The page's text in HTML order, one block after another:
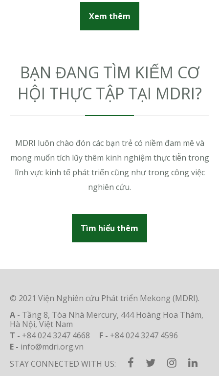
Xem thêm
BẠN ĐANG TÌM KIẾM CƠ
HỘI THỰC TẬP TẠI MDRI?
MDRI luôn chào đón các bạn trẻ có niềm đam mê và
mong muốn tích lũy thêm kinh nghiệm thực tiễn trong
lĩnh vực kinh tế phát triển cũng như trong công việc
nghiên cứu.
Tìm hiểu thêm
© 2021 Viện Nghiên cứu Phát triển Mekong (MDRI).
A - Tầng 8, Tòa Nhà Mercury, 444 Hoàng Hoa Thám,
Hà Nội, Việt Nam
T - +84 024 3247 4668 F - +84 024 3247 4596
E - info@mdri.org.vn
STAY CONNECTED WITH US: